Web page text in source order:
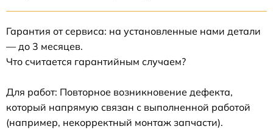
Гарантия от сервиса: на установленные нами детали
— до 3 месяцев.
Что считается гарантийным случаем?
Для работ: Повторное возникновение дефекта,
который напрямую связан с выполненной работой
(например, некорректный монтаж запчасти).